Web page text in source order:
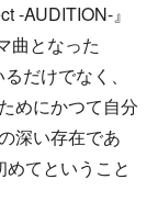
-AUDITION-』
曲となった
だけでなく、
めにかつて自分
深い存在であ
てということ